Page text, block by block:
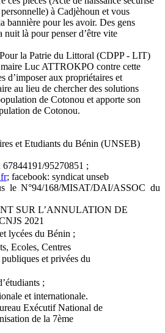
à Cadjèhoun et vous
bannière pour les avoir. Des gens
nuit là pour penser d’être vite
la Patrie du Littoral (CDPP - LIT)
Luc ATTROKPO contre cette
d’imposer aux propriétaires et
au lieu de chercher des solutions
de Cotonou et apporte son
de Cotonou.
et Etudiants du Bénin (UNSEB)
95270851 ;
; facebook: syndicat unseb
le N°94/168/MISAT/DAI/ASSOC du
SUR L’ANNULATION DE
2021
lycées du Bénin ;
Ecoles, Centres
et privées du
;
et internationale.
Exécutif National de
de la 7ème